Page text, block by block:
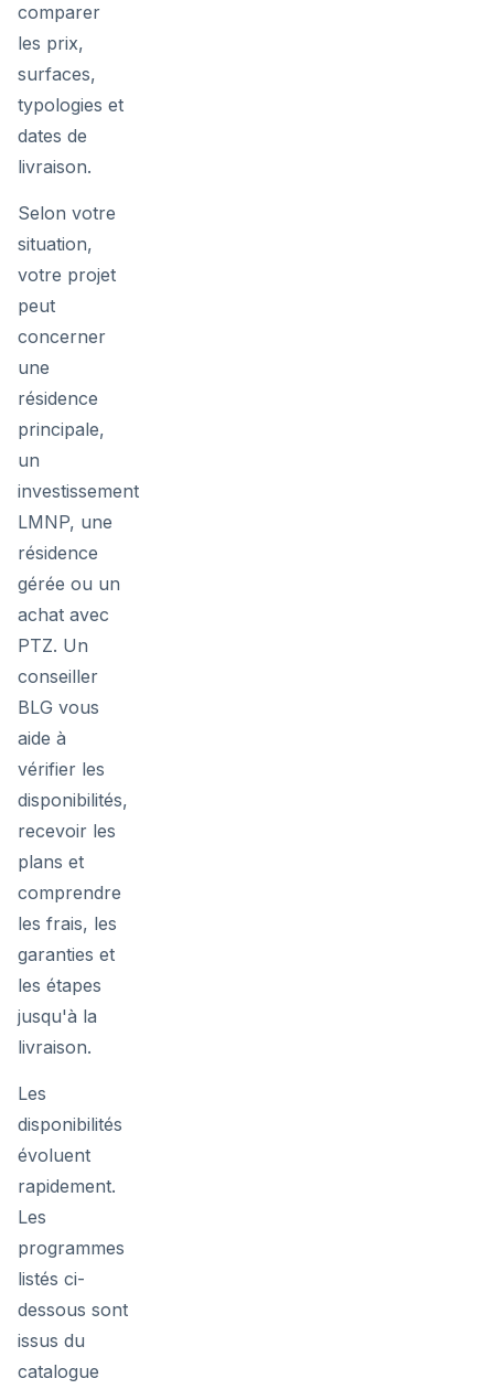
comparer
les prix,
surfaces,
typologies et
dates de
livraison.
Selon votre
situation,
votre projet
peut
concerner
une
résidence
principale,
un
investissement
LMNP, une
résidence
gérée ou un
achat avec
PTZ. Un
conseiller
BLG vous
aide à
vérifier les
disponibilités,
recevoir les
plans et
comprendre
les frais, les
garanties et
les étapes
jusqu'à la
livraison.
Les
disponibilités
évoluent
rapidement.
Les
programmes
listés ci-
dessous sont
issus du
catalogue